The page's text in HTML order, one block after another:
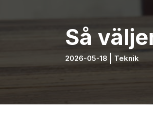
Så
2026-05-18 Teknik